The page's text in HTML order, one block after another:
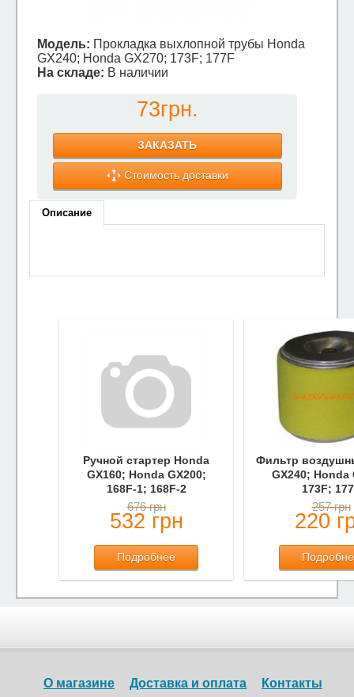
Модель: Прокладка выхлопной трубы Honda
GX240; Honda GX270; 173F; 177F
На складе: В наличии
73грн.
ЗАКАЗАТЬ
Стоимость доставки
Описание
Ручной стартер Honda
GX160; Honda GX200;
168F-1; 168F-2
676 грн
532 грн
Подробнее
Фильтр
GX240; Honda
173F;
257 грн
220
О магазине Доставка и оплата Контакты